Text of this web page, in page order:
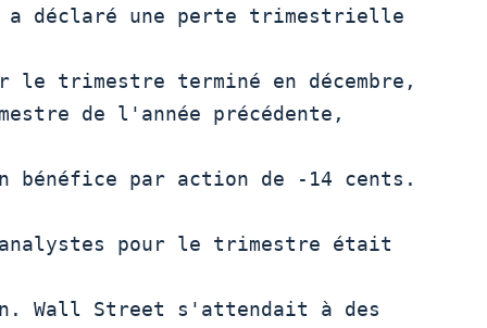
le trimestre terminé en décembre,
de l'année précédente,
bénéfice par action de -14 cents.
analystes pour le trimestre était
Wall Street s'attendait à des